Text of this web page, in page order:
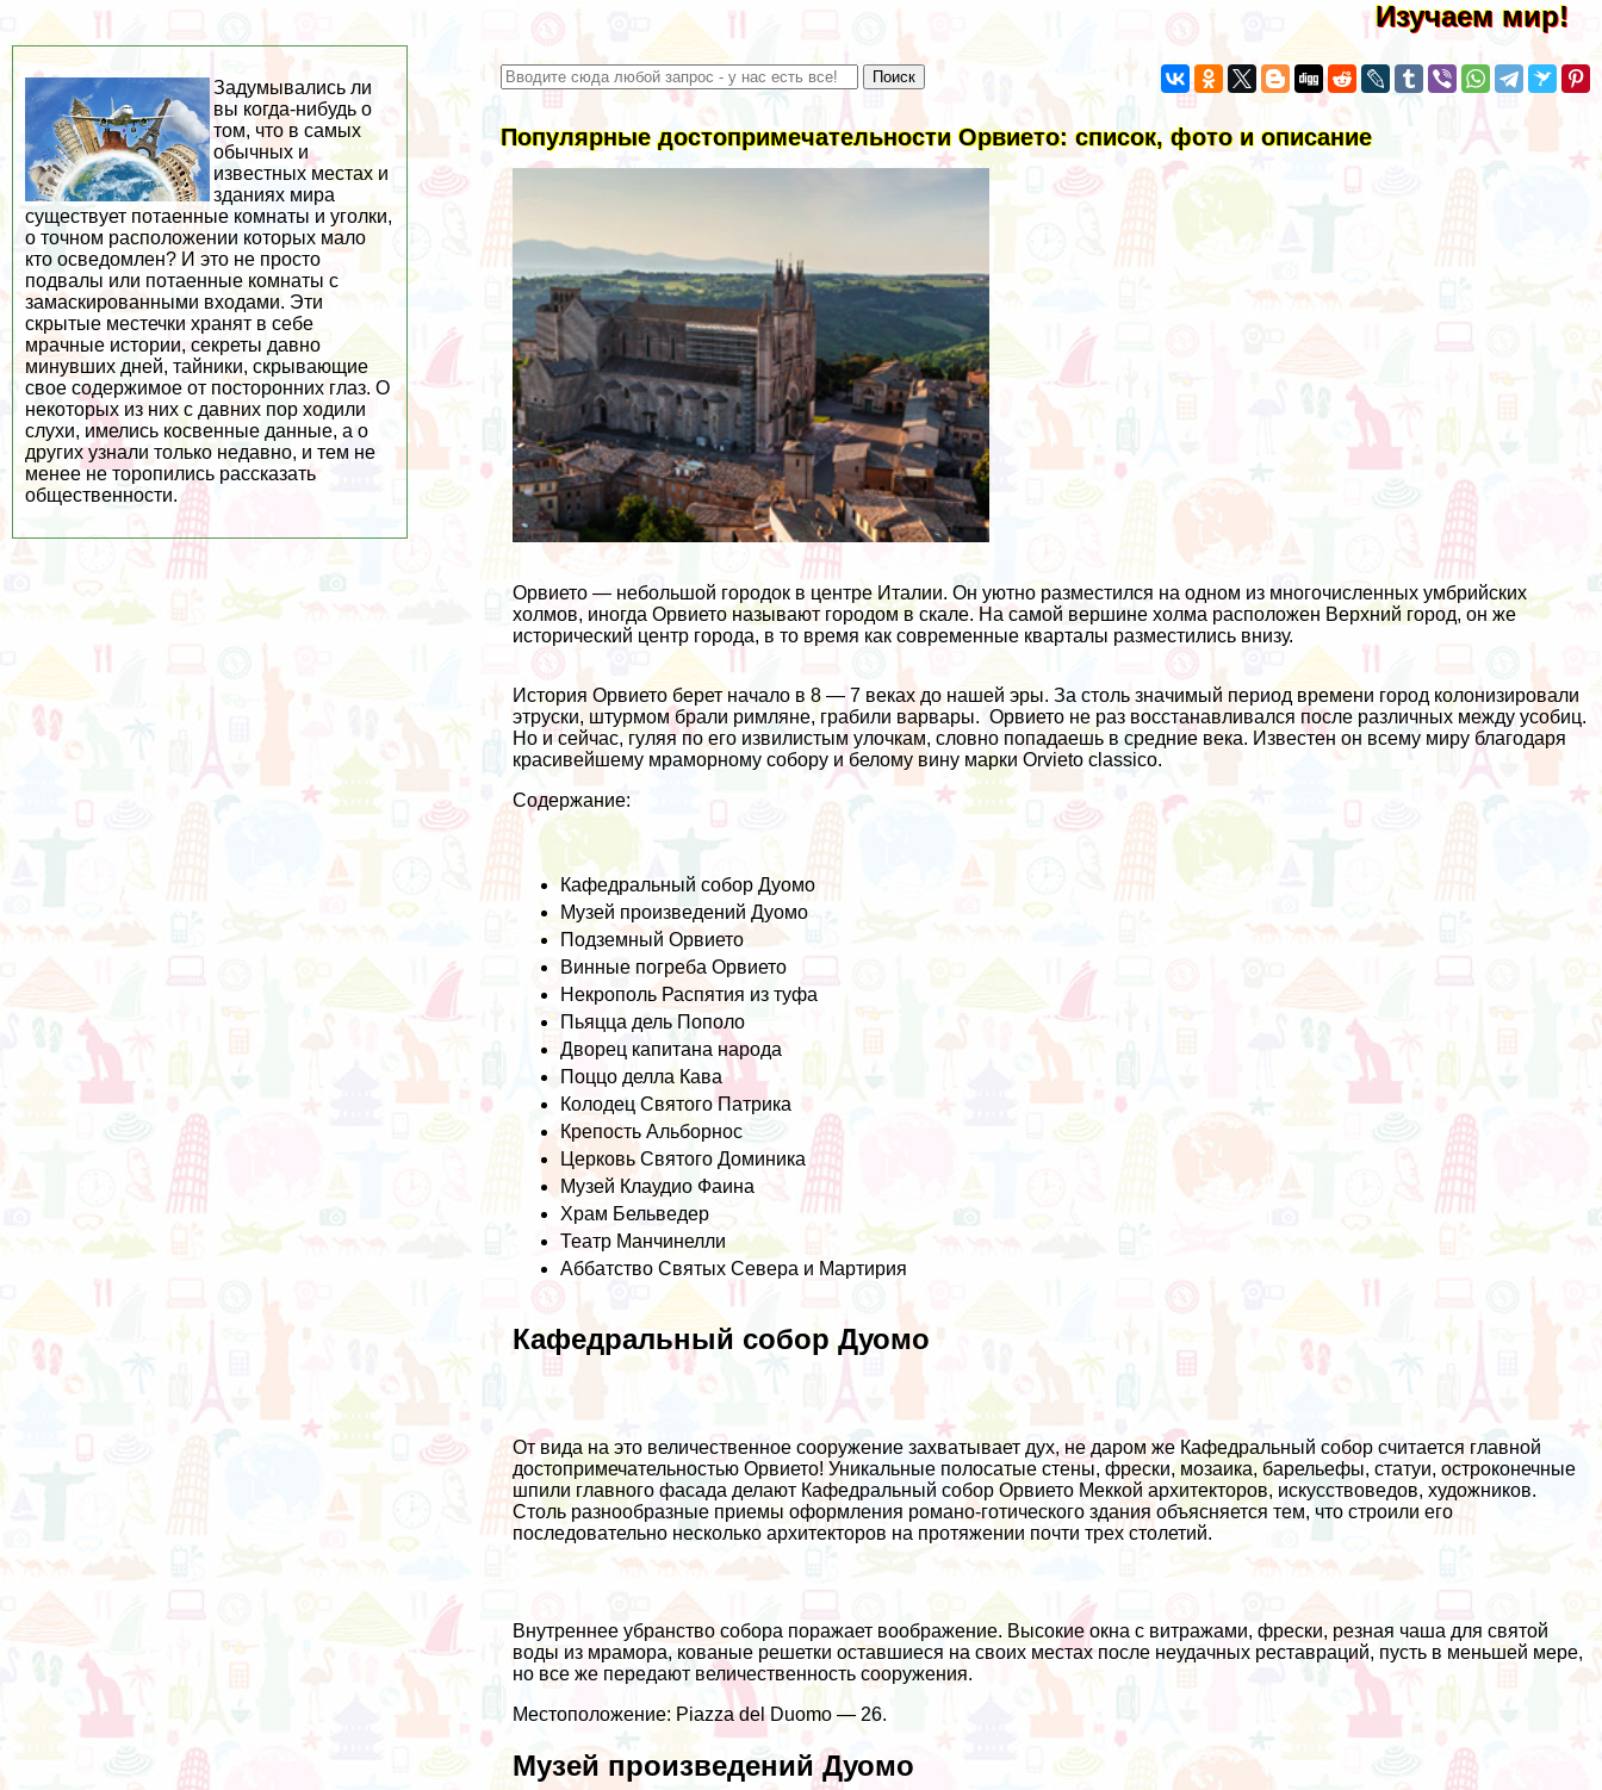
Изучаем мир!
Популярные достопримечательности Орвието: список, фото и описание
Орвието — небольшой городок в центре Италии. Он уютно разместился на одном из многочисленных умбрийских
холмов, иногда Орвието называют городом в скале. На самой вершине холма расположен Верхний город, он же
исторический центр города, в то время как современные кварталы разместились внизу.
История Орвието берет начало в 8 — 7 веках до нашей эры. За столь значимый период времени город колонизировали
этруски, штурмом брали римляне, грабили варвары. Орвието не раз восстанавливался после различных между усобиц.
Но и сейчас, гуляя по его извилистым улочкам, словно попадаешь в средние века. Известен он всему миру благодаря
красивейшему мраморному собору и белому вину марки Orvieto classico.
Содержание:
Кафедральный собор Дуомо
Музей произведений Дуомо
Подземный Орвието
Винные погреба Орвието
Некрополь Распятия из туфа
Пьяцца дель Пополо
Дворец капитана народа
Поццо делла Кава
Колодец Святого Патрика
Крепость Альборнос
Церковь Святого Доминика
Музей Клаудио Фаина
Храм Бельведер
Театр Манчинелли
Аббатство Святых Севера и Мартирия
Кафедральный собор Дуомо
От вида на это величественное сооружение захватывает дух, не даром же Кафедральный собор считается главной
достопримечательностью Орвието! Уникальные полосатые стены, фрески, мозаика, барельефы, статуи, остроконечные
шпили главного фасада делают Кафедральный собор Орвието Меккой архитекторов, искусствоведов, художников.
Столь разнообразные приемы оформления романо-готического здания объясняется тем, что строили его
последовательно несколько архитекторов на протяжении почти трех столетий.
Внутреннее убранство собора поражает воображение. Высокие окна с витражами, фрески, резная чаша для святой
воды из мрамора, кованые решетки оставшиеся на своих местах после неудачных реставраций, пусть в меньшей мере,
но все же передают величественность сооружения.
Местоположение: Piazza del Duomo — 26.
Музей произведений Дуомо
Задумывались ли
вы когда-нибудь о
том, что в самых
обычных и
известных местах и
зданиях мира
существует потаенные комнаты и уголки,
о точном расположении которых мало
кто осведомлен? И это не просто
подвалы или потаенные комнаты с
замаскированными входами. Эти
скрытые местечки хранят в себе
мрачные истории, секреты давно
минувших дней, тайники, скрывающие
свое содержимое от посторонних глаз. О
некоторых из них с давних пор ходили
слухи, имелись косвенные данные, а о
других узнали только недавно, и тем не
менее не торопились рассказать
общественности.